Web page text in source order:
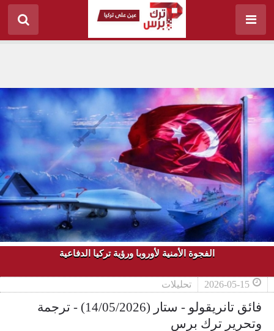
الفجوة الأمنية لأوروبا ورؤية تركيا الدفاعية
2026-05-15 تحليلات
فائق تانريقولو - ستار (14/05/2026) - ترجمة
وتحرير ترك برس